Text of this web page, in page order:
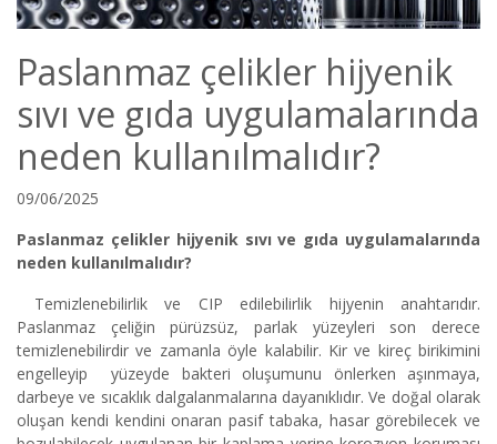
Paslanmaz çelikler hijyenik
sıvı ve gıda uygulamalarında
neden kullanılmalıdır?
09/06/2025
Paslanmaz çelikler hijyenik sıvı ve gıda uygulamalarında
neden kullanılmalıdır?
Temizlenebilirlik ve CIP edilebilirlik hijyenin anahtarıdır.
Paslanmaz çeliğin pürüzsüz, parlak yüzeyleri son derece
temizlenebilirdir ve zamanla öyle kalabilir. Kir ve kireç birikimini
engelleyip yüzeyde bakteri oluşumunu önlerken aşınmaya,
darbeye ve sıcaklık dalgalanmalarına dayanıklıdır. Ve doğal olarak
oluşan kendi kendini onaran pasif tabaka, hasar görebilecek ve